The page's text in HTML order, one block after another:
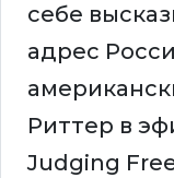
себе
адрес
Риттер в
Judging